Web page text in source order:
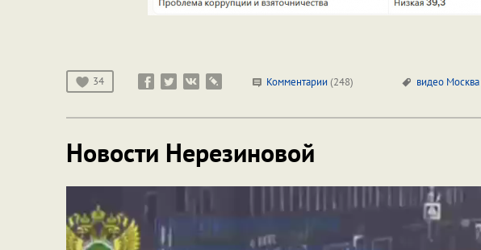
34 Комментарии (248) видео Москва
Новости Нерезиновой